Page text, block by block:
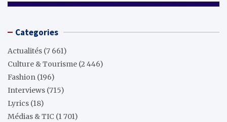
Categories
Actualités (7 661)
Culture & Tourisme (2 446)
Fashion (196)
Interviews (715)
Lyrics (18)
Médias & TIC (1 701)